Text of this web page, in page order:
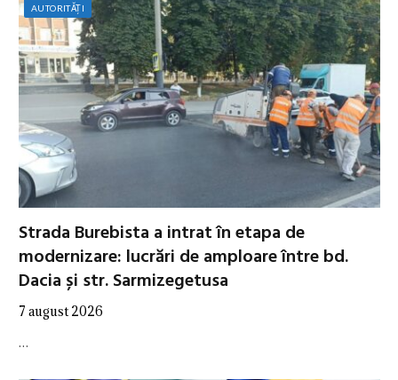
AUTORITĂȚI
Strada Burebista a intrat în etapa de
modernizare: lucrări de amploare între bd.
Dacia și str. Sarmizegetusa
7 august 2026
…